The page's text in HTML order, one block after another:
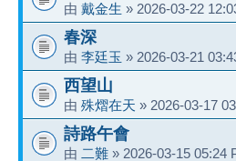
由 戴金生 » 2026-03-22
春深
由 李廷玉 » 2026-03-21
西望山
由 殊熠在天 » 2026-03-17
詩路午會
由 二難 » 2026-03-15 05:24